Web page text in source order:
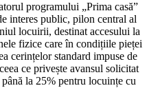
programului „Prima casă”
interes public, pilon central al
locuirii, destinat accesului la
fizice care în condițiile pieței
cerințelor standard impuse de
ce privește avansul solicitat
la 25% pentru locuințe cu